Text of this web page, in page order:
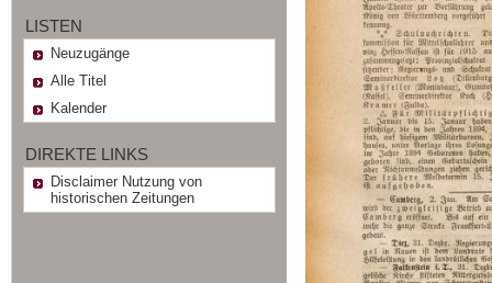
LISTEN
Neuzugänge
Alle Titel
Kalender
DIREKTE LINKS
Disclaimer Nutzung von
historischen Zeitungen